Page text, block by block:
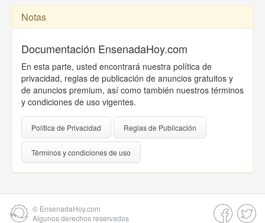
Notas
Documentación EnsenadaHoy.com
En esta parte, usted encontrará nuestra política de
privacidad, reglas de publicación de anuncios gratuitos y
de anuncios premium, así como también nuestros términos
y condiciones de uso vigentes.
Política de Privacidad Reglas de Publicación
Términos y condiciones de uso
© EnsenadaHoy.com
Algunos derechos reservados